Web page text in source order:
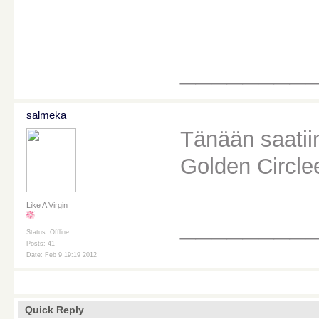
salmeka
Like A Virgin
Status: Offline
Posts: 41
Date: Feb 9 19:19 2012
Tänään
Golden
Quick Reply